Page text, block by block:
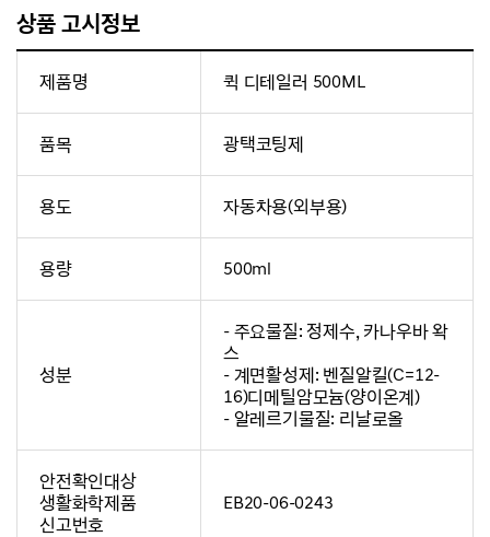
상품 고시정보
제품명 퀵 디테일러 500ML
품목 광택코팅제
용도 자동차용(외부용)
용량 500ml
성분
- 주요물질: 정제수, 카나우바 왁
스
- 계면활성제: 벤질알킬(C=12-
16)디메틸암모늄(양이온계)
- 알레르기물질: 리날로올
안전확인대상
생활화학제품
신고번호
EB20-06-0243